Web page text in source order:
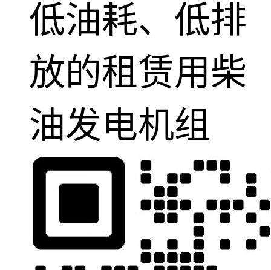
低油耗、低排
放的租赁用柴
油发电机组